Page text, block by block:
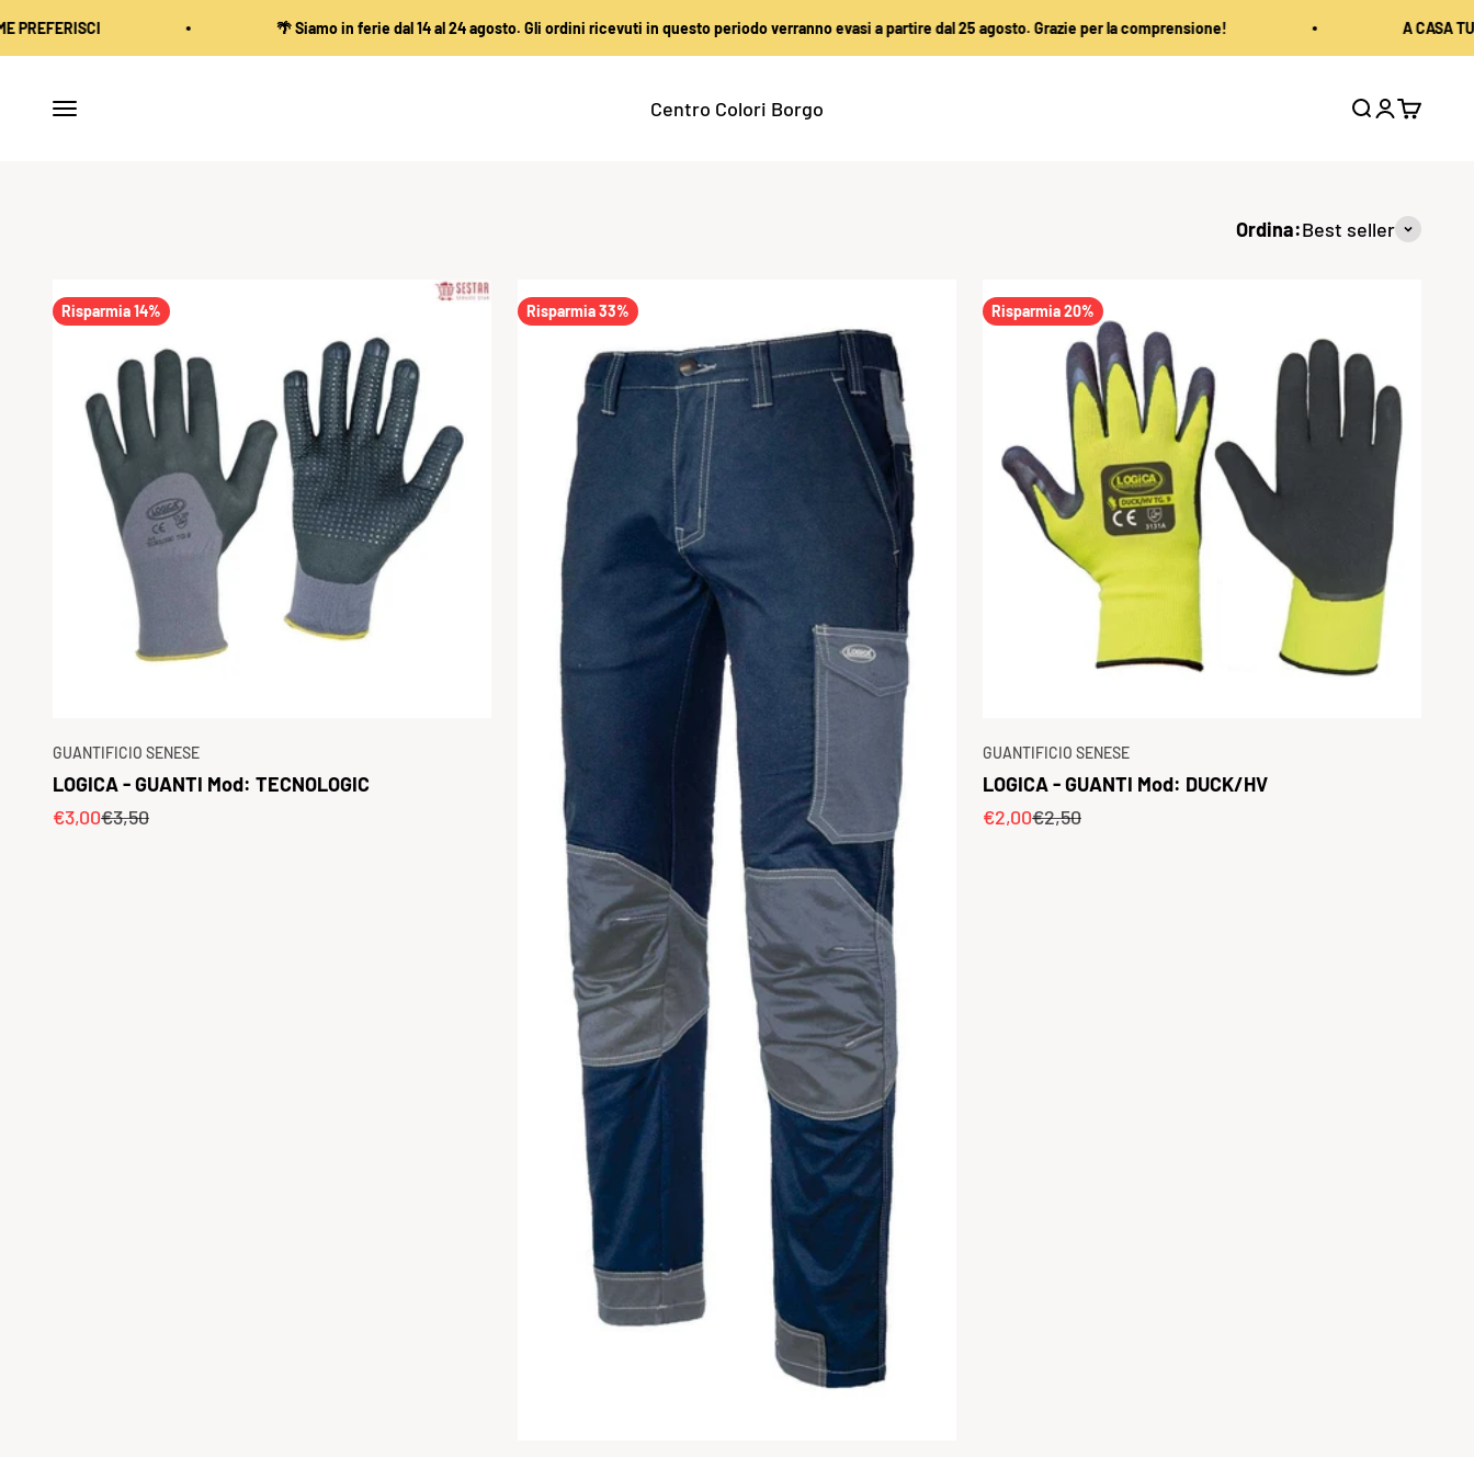
🌴 Siamo in ferie dal 14 al 24 agosto. Gli ordini ricevuti in questo periodo verranno evasi a partire dal 25 agosto. Grazie per la comprensione! A CASA TUA IN 48 ORE
Apri il menu di navigazione Centro Colori Borgo Mostra il
Mostra
Mostra
Ordina:Best seller
Risparmia 14%
GUANTIFICIO SENESE
LOGICA - GUANTI Mod: TECNOLOGIC
Prezzo scontato
€3,00Prezzo
€3,50
Risparmia 33% Risparmia 20%
GUANTIFICIO SENESE
LOGICA - GUANTI Mod: DUCK/HV
Prezzo scontato
€2,00Prezzo
€2,50